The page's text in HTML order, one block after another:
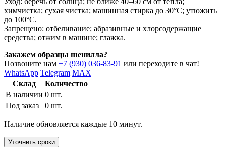
химчистка; сухая чистка; машинная стирка до 30°C; утюжить
до 100°C.
Запрещено: отбеливание; абразивные и хлорсодержащие
средства; отжим в машине; глажка.
Закажем образцы шенилла?
Позвоните нам +7 (930) 036-83-91 или переходите в чат!
WhatsApp Telegram MAX
Склад
Количество
В наличии 0 шт.
Под заказ
0 шт.
Наличие обновляется каждые 10 минут.
Уточнить сроки